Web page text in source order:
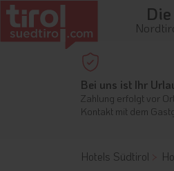
Bei uns ist Ihr
Zahlung erfolgt vor
Kontakt mit dem
Hotels Südtirol